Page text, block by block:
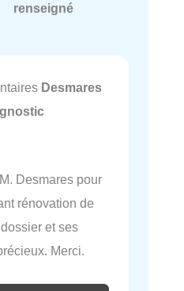
renseigné
Desmares
Desmares pour
rénovation de
et ses
Merci.